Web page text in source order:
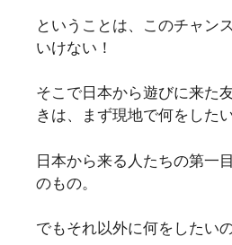
ということは、このチャン
いけない！
そこで日本から遊びに来た
きは、まず現地で何をした
日本から来る人たちの第一
のもの。
でもそれ以外に何をしたいの